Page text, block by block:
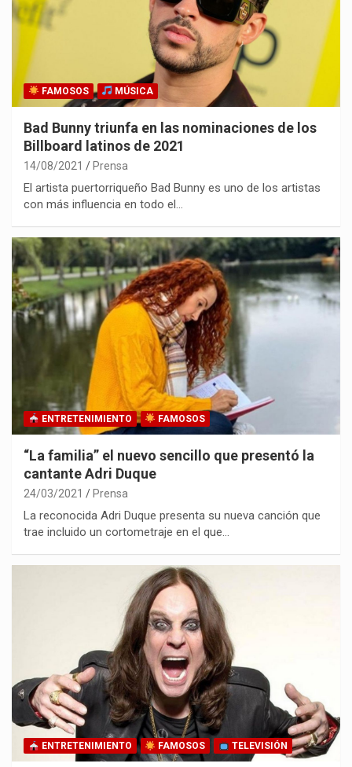
FAMOSOS MÚSICA
Bad Bunny triunfa en las nominaciones de los
Billboard latinos de 2021
14/08/2021 Prensa
El artista puertorriqueño Bad Bunny es uno de los artistas
con más influencia en todo el…
ENTRETENIMIENTO FAMOSOS
“La familia” el nuevo sencillo que presentó la
cantante Adri Duque
24/03/2021 Prensa
La reconocida Adri Duque presenta su nueva canción que
trae incluido un cortometraje en el que…
ENTRETENIMIENTO FAMOSOS TELEVISIÓN